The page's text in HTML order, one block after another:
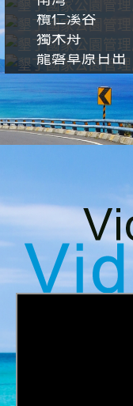
欖仁溪谷
獨木舟
龍磐草原日出